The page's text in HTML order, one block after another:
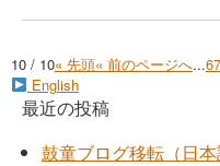
10 / 10« 先頭« 前のページへ...67
English
最近の投稿
鼓童ブログ移転（日本